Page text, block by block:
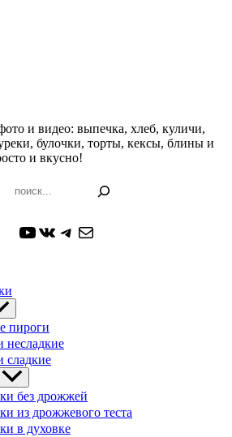
и видео: выпечка, хлеб, куличи,
булочки, торты, кексы, блины и
и вкусно!
YouTube
ВКонтакте
Telegram
Почта
пироги
несладкие
сладкие
без дрожжей
из дрожжевого теста
в духовке